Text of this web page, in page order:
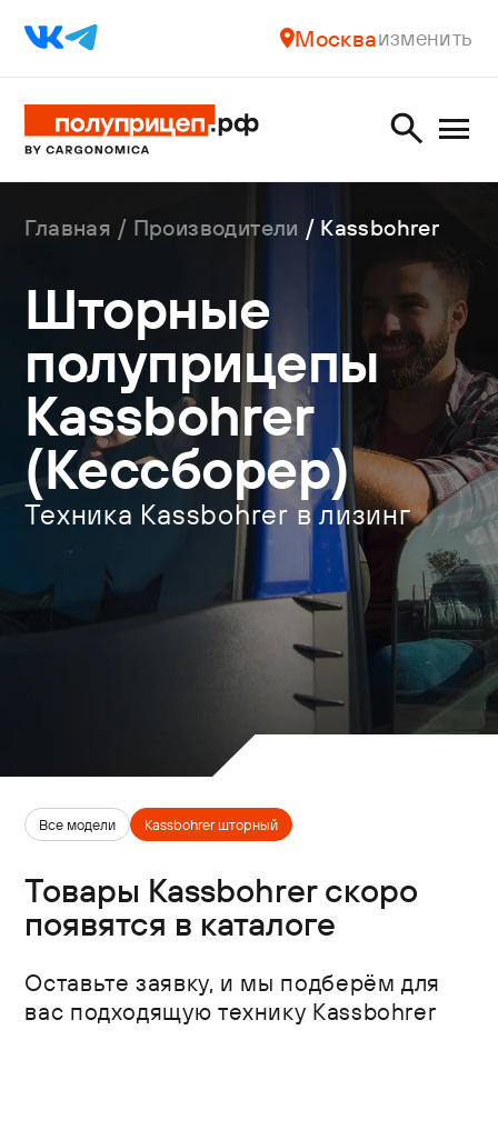
Москваизменить
Главная Производители Kassbohrer
Шторные
полуприцепы
Kassbohrer
(Кессборер)
Техника Kassbohrer в лизинг
Все модели Kassbohrer шторный
Товары Kassbohrer скоро
появятся в каталоге
Оставьте заявку, и мы подберём для
вас подходящую технику Kassbohrer